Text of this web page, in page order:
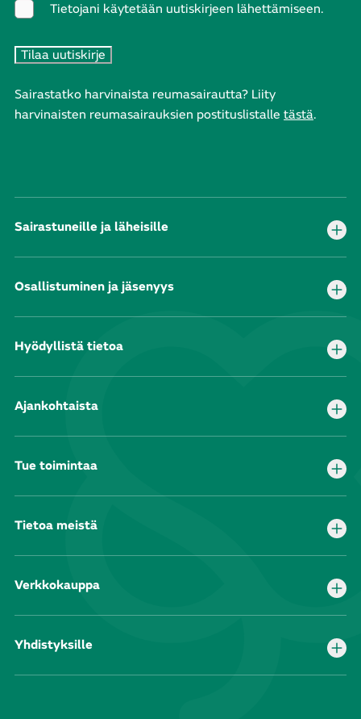
Tietojani käytetään uutiskirjeen lähettämiseen.
Sairastatko harvinaista reumasairautta? Liity
harvinaisten reumasairauksien postituslistalle tästä.
Sairastuneille ja läheisille
Osallistuminen ja jäsenyys
Hyödyllistä tietoa
Ajankohtaista
Tue toimintaa
Tietoa meistä
Verkkokauppa
Yhdistyksille